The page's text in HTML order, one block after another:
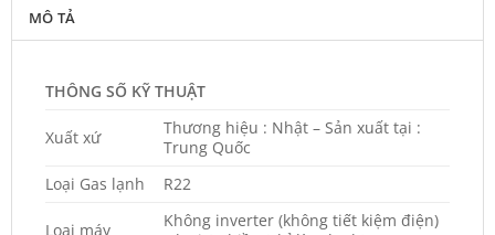
MÔ TẢ
THÔNG SỐ KỸ THUẬT
Xuất xứ
Thương hiệu : Nhật – Sản xuất tại :
Trung Quốc
Loại Gas lạnh
R22
Loại máy
Không inverter (không tiết kiệm điện)